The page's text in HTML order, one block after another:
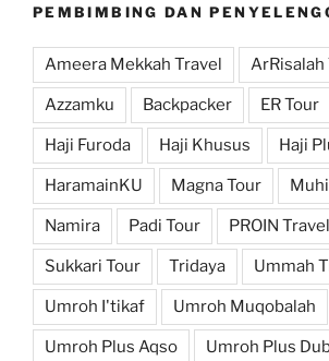
PEMBIMBING DAN
Ameera Mekkah Travel ArRisalah
Azzamku Backpacker ER Tour
Haji Furoda Haji Khusus Haji
HaramainKU Magna Tour
Namira Padi Tour PROIN Travel
Sukkari Tour Tridaya Ummah
Umroh I'tikaf Umroh Muqobalah
Umroh Plus Aqso Umroh Plus